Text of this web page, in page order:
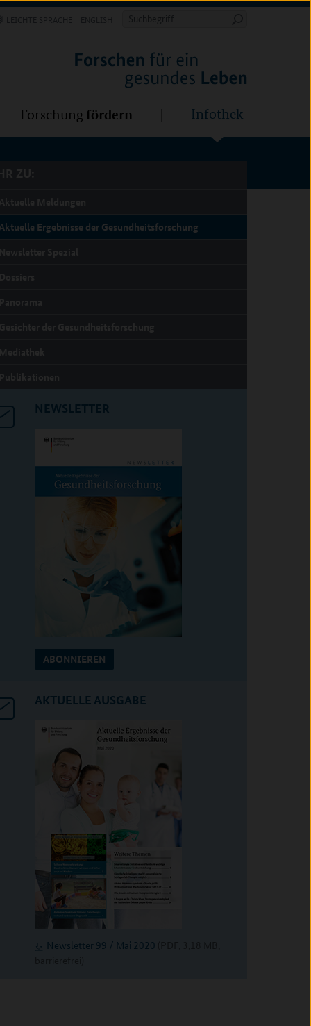
Suchbegriff
Forschung fördern Infothek
Ergebnisse der Gesundheitsforschung
NEWSLETTER
ABONNIEREN
AKTUELLE AUSGABE
Newsletter 99 / Mai 2020
Forschung fördern Infothek